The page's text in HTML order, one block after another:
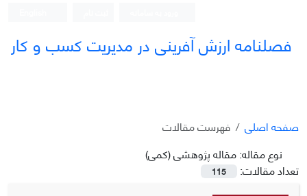
فصلنامه ارزش آفرینی در مدیریت کسب و کار
صفحه اصلی
فهرست مقالات
نوع مقاله:مقاله پژوهشی (کمی)
تعداد مقالات:
115